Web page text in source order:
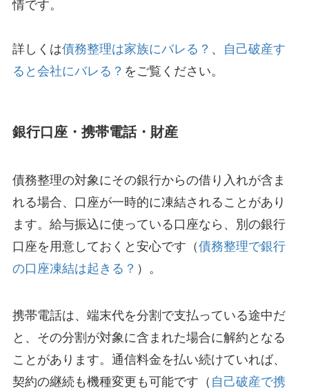
情です。
詳しくは債務整理は家族にバレる？ 、 自己破産す
ると会社にバレる？ をご覧ください。
銀行口座・携帯電話・財産
債務整理の対象にその銀行からの借り入れが含ま
れる場合、口座が一時的に凍結されることがあり
ます。給与振込に使っている口座なら、別の銀行
口座を用意しておくと安心です（債務整理で銀行
の口座凍結は起きる？ ）。
携帯電話は、端末代を分割で支払っている途中だ
と、その分割が対象に含まれた場合に解約となる
ことがあります。通信料金を払い続けていれば、
契約の継続も機種変更も可能です（自己破産で携